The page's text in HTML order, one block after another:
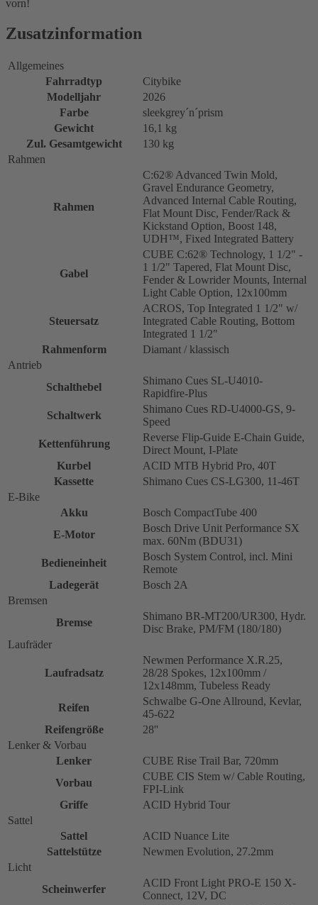
vorn!
Zusatzinformation
Allgemeines
Fahrradtyp
Citybike
Modelljahr
2026
Farbe
sleekgrey´n´prism
Gewicht
16,1 kg
Zul. Gesamtgewicht
130 kg
Rahmen
Rahmen
C:62® Advanced Twin Mold,
Gravel Endurance Geometry,
Advanced Internal Cable Routing,
Flat Mount Disc, Fender/Rack &
Kickstand Option, Boost 148,
UDH™, Fixed Integrated Battery
Gabel
CUBE C:62® Technology, 1 1/2" -
1 1/2" Tapered, Flat Mount Disc,
Fender & Lowrider Mounts, Internal
Light Cable Option, 12x100mm
Steuersatz
ACROS, Top Integrated 1 1/2" w/
Integrated Cable Routing, Bottom
Integrated 1 1/2"
Rahmenform
Diamant / klassisch
Antrieb
Schalthebel
Shimano Cues SL-U4010-
Rapidfire-Plus
Schaltwerk
Shimano Cues RD-U4000-GS, 9-
Speed
Kettenführung
Reverse Flip-Guide E-Chain Guide,
Direct Mount, I-Plate
Kurbel
ACID MTB Hybrid Pro, 40T
Kassette
Shimano Cues CS-LG300, 11-46T
E-Bike
Akku
Bosch CompactTube 400
E-Motor
Bosch Drive Unit Performance SX
max. 60Nm (BDU31)
Bedieneinheit
Bosch System Control, incl. Mini
Remote
Ladegerät
Bosch 2A
Bremsen
Bremse
Shimano BR-MT200/UR300, Hydr.
Disc Brake, PM/FM (180/180)
Laufräder
Laufradsatz
Newmen Performance X.R.25,
28/28 Spokes, 12x100mm /
12x148mm, Tubeless Ready
Reifen
Schwalbe G-One Allround, Kevlar,
45-622
Reifengröße
28''
Lenker & Vorbau
Lenker
CUBE Rise Trail Bar, 720mm
Vorbau
CUBE CIS Stem w/ Cable Routing,
FPI-Link
Griffe
ACID Hybrid Tour
Sattel
Sattel
ACID Nuance Lite
Sattelstütze
Newmen Evolution, 27.2mm
Licht
Scheinwerfer
ACID Front Light PRO-E 150 X-
Connect, 12V, DC